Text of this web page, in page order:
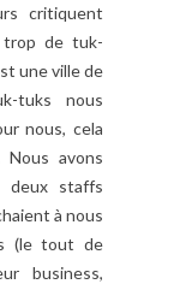
critiquent
trop de tuk-
une ville de
tuks nous
nous, cela
Nous avons
deux staffs
à nous
(le tout de
business,